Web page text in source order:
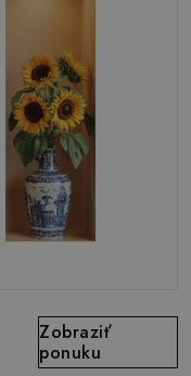
Zobraziť
ponuku